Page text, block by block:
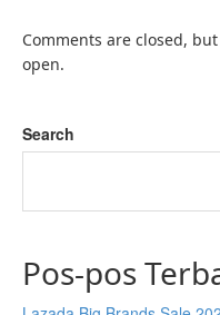
Comments are closed, but
open.
Search
Pos-pos